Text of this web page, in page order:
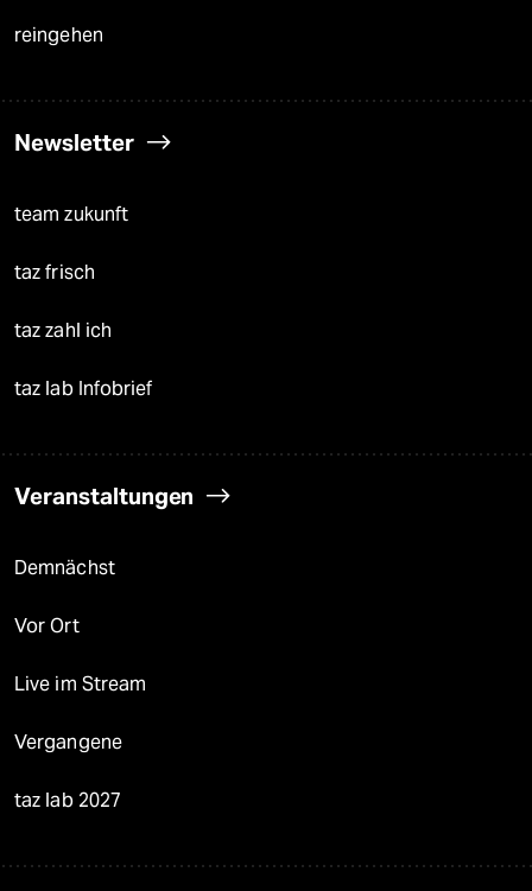
reingehen
Newsletter
team zukunft
taz frisch
taz zahl ich
taz lab Infobrief
Veranstaltungen
Demnächst
Vor Ort
Live im Stream
Vergangene
taz lab 2027